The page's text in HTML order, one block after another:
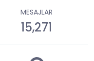
MESAJLAR
15,271